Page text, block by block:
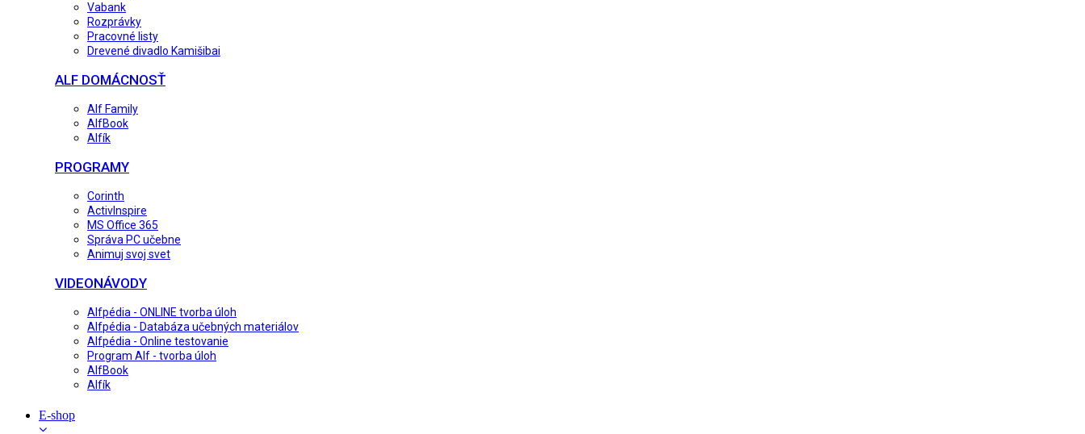
Vabank
Rozprávky
Pracovné listy
Drevené divadlo Kamišibai
ALF DOMÁCNOSŤ
Alf Family
AlfBook
Alfík
PROGRAMY
Corinth
ActivInspire
MS Office 365
Správa PC učebne
Animuj svoj svet
VIDEONÁVODY
Alfpédia - ONLINE tvorba úloh
Alfpédia - Databáza učebných materiálov
Alfpédia - Online testovanie
Program Alf - tvorba úloh
AlfBook
Alfík
E-shop